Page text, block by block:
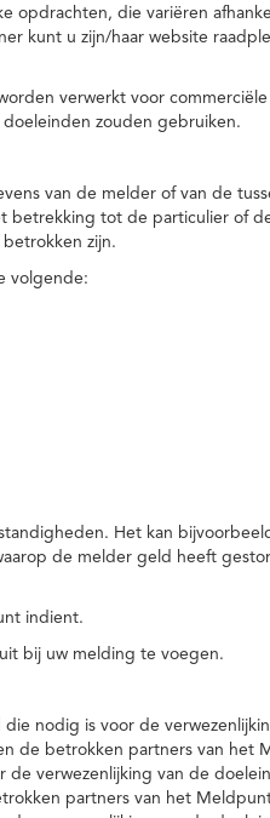
opdrachten, die variëren
kunt u zijn/haar website
verwerkt voor
zouden gebruiken.
van de melder of van de
betrekking tot de particulier of
zijn.
volgende:
Het kan
de melder geld heeft
indient.
bij uw melding te voegen.
nodig is voor de
de betrokken partners van het
verwezenlijking van de
partners van het